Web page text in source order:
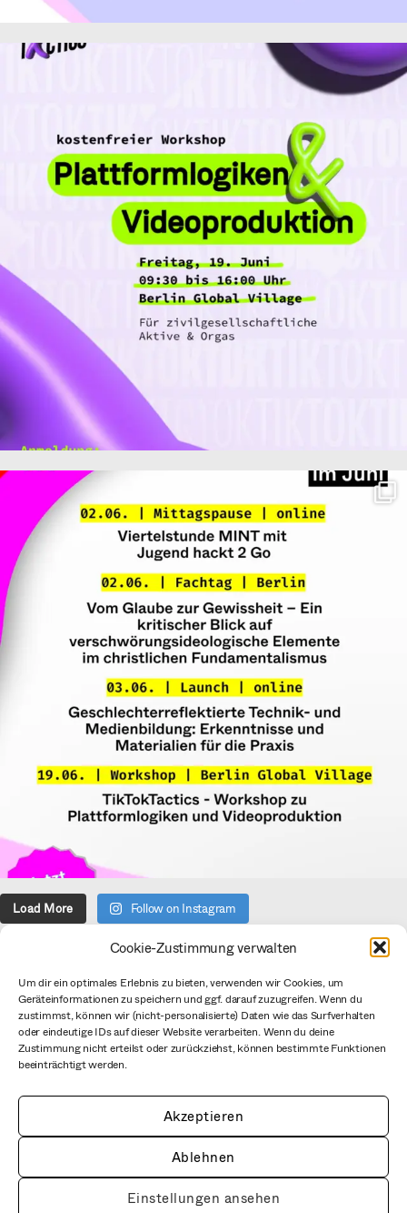
Cookie-Zustimmung verwalten
Um dir ein optimales Erlebnis zu bieten, verwenden wir Cookies, um
Geräteinformationen zu speichern und ggf. darauf zuzugreifen. Wenn du
zustimmst, können wir (nicht-personalisierte) Daten wie das Surfverhalten
oder eindeutige IDs auf dieser Website verarbeiten. Wenn du deine
Zustimmung nicht erteilst oder zurückziehst, können bestimmte Funktionen
beeinträchtigt werden.
Akzeptieren
Ablehnen
Einstellungen ansehen
Load More Follow on Instagram
Über uns
Verein
Datenschutzerklärung
Impressum
Netiquette